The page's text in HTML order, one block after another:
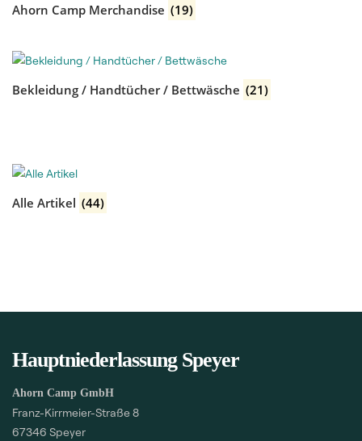
Ahorn Camp Merchandise (19)
Bekleidung / Handtücher / Bettwäsche (21)
Alle Artikel (44)
Hauptniederlassung Speyer
Ahorn Camp GmbH
Franz-Kirrmeier-Straße 8
67346 Speyer